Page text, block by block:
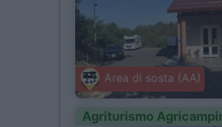
Area di sosta (AA)
Agriturismo